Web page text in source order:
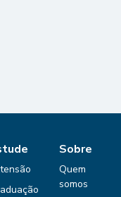
Sobre
Quem
somos